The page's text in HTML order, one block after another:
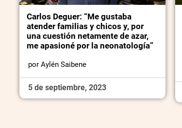
Carlos Deguer: “Me gustaba
atender familias y chicos y, por
una cuestión netamente de azar,
me apasioné por la neonatología”
por Aylén Saibene
5 de septiembre, 2023